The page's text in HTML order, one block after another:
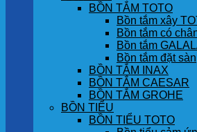
BỒN TẮM TOTO
Bồn tắm xây
Bồn tắm có
Bồn tắm
Bồn tắm đặt sàn
BỒN TẮM INAX
BỒN TẮM CAESAR
BỒN TẮM GROHE
BỒN TIỂU
BỒN TIỂU TOTO